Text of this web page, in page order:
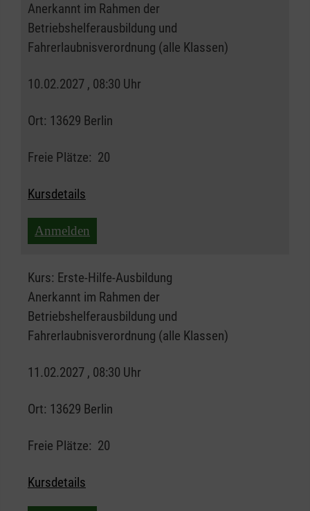
Anerkannt im Rahmen der
Betriebshelferausbildung und
Fahrerlaubnisverordnung (alle Klassen)
10.02.2027 , 08:30 Uhr
Ort: 13629 Berlin
Freie Plätze: 20
Kursdetails
Anmelden
Kurs: Erste-Hilfe-Ausbildung
Anerkannt im Rahmen der
Betriebshelferausbildung und
Fahrerlaubnisverordnung (alle Klassen)
11.02.2027 , 08:30 Uhr
Ort: 13629 Berlin
Freie Plätze: 20
Kursdetails